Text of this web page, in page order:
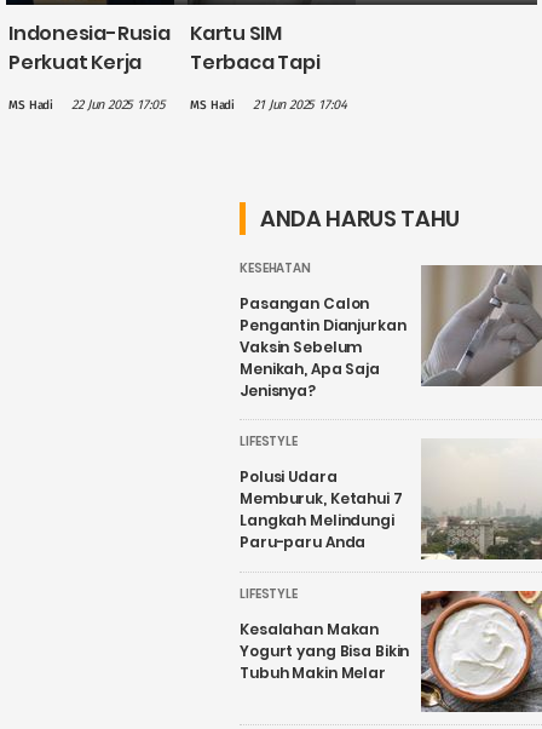
Indonesia-Rusia
Perkuat Kerja
MS Hadi 22 Jun 2025 17:05
Kartu SIM
Terbaca Tapi
Ini Penyebab
MS Hadi 21 Jun 2025 17:04
ANDA HARUS TAHU
KESEHATAN
Pasangan Calon
Pengantin Dianjurkan
Vaksin Sebelum
Menikah, Apa Saja
Jenisnya?
LIFESTYLE
Polusi Udara
Memburuk, Ketahui 7
Langkah Melindungi
Paru-paru Anda
LIFESTYLE
Kesalahan Makan
Yogurt yang Bisa Bikin
Tubuh Makin Melar